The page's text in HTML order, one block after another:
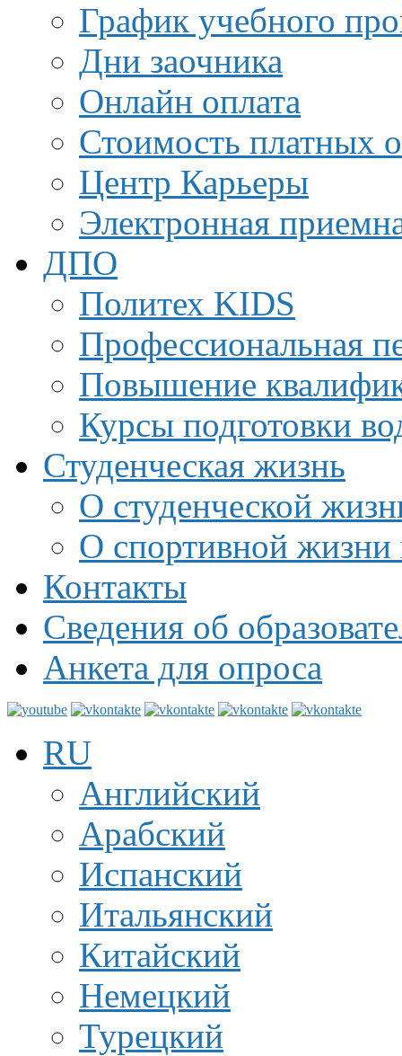
График учебного
Дни заочника
Онлайн оплата
Стоимость платных
Центр Карьеры
Электронная
ДПО
Политех KIDS
Профессиональная
Повышение
Курсы подготовки
Студенческая жизнь
О студенческой
О спортивной жизни
Контакты
Сведения об
Анкета для опроса
RU
Английский
Арабский
Испанский
Итальянский
Китайский
Немецкий
Турецкий